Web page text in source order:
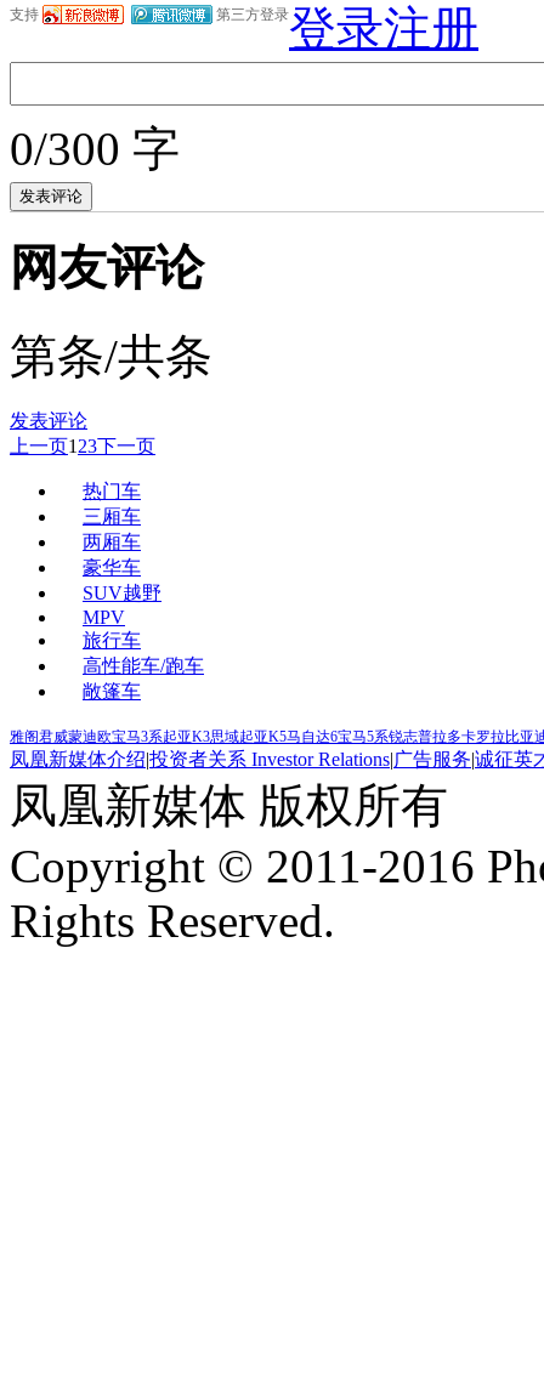
支持 第三方登录登录注册
0/300 字
网友评论
第条/共条
发表评论
上一页1 23下一页
热门车
三厢车
两厢车
豪华车
SUV越野
MPV
旅行车
高性能车/跑车
敞篷车
雅阁君威蒙迪欧宝马3系起亚K3思域起亚K5马自达6宝马5系锐志普拉多卡罗拉比亚
凤凰新媒体介绍|投资者关系 Investor Relations|广告服务|诚征英
凤凰新媒体 版权所有
Copyright © 2011-2016
Rights Reserved.